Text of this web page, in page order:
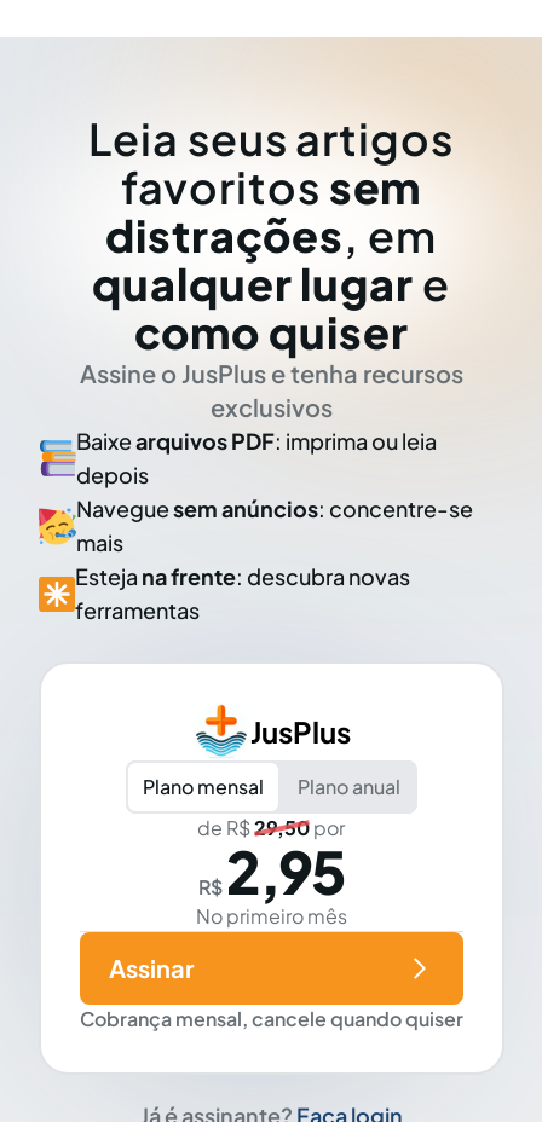
Leia seus artigos
favoritos sem
distrações, em
qualquer lugar e
como quiser
Assine o JusPlus e tenha recursos
exclusivos
Baixearquivos PDF: imprima ou leia
depois
Naveguesem anúncios: concentre-se
mais
Esteja na frente: descubra novas
ferramentas
JusPlus
Plano mensal
Plano anual
de R$29,50por
R$ 2,95
No primeiro mês
Cobrança mensal, cancele quando quiser
Assinar
Já é assinante? Faça login